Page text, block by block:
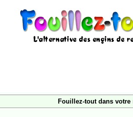
Fouillez-tout dans votre